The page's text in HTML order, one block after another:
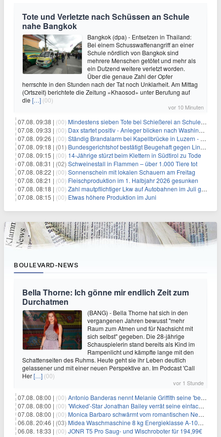
Tote und Verletzte nach Schüssen an Schule
nahe Bangkok
Bangkok (dpa) - Entsetzen in Thailand:
Bei einem Schusswaffenangriff an einer
Schule nördlich von Bangkok sind
mehrere Menschen getötet und mehr als
ein Dutzend weitere verletzt worden.
Über die genaue Zahl der Opfer
herrschte in den Stunden nach der Tat noch Unklarheit. Am Mittag
(Ortszeit) berichtete die Zeitung «Khaosod» unter Berufung auf
die […] (00)
vor 10 Minuten
07.08. 09:38 | (00) Mindestens sieben Tote bei Schießerei an Schule nahe Bangkok
07.08. 09:33 | (00) Dax startet positiv - Anleger blicken nach Washington
07.08. 09:26 | (00) Ständig Brandalarm bei Kapellbrücke in Luzern - Spinnen?
07.08. 09:18 | (01) Bundesgerichtshof bestätigt Beugehaft gegen Lina E.
07.08. 09:15 | (00) 14-Jährige stürzt beim Klettern in Südtirol zu Tode
07.08. 08:31 | (02) Schweinestall in Flammen – über 1.000 Tiere tot
07.08. 08:22 | (00) Sonnenschein mit lokalen Schauern am Freitag
07.08. 08:21 | (00) Fleischproduktion im 1. Halbjahr 2026 gesunken
07.08. 08:18 | (00) Zahl mautpflichtiger Lkw auf Autobahnen im Juli gestiegen
07.08. 08:15 | (00) Etwas höhere Produktion im Juni
BOULEVARD-NEWS
Bella Thorne: Ich gönne mir endlich Zeit zum
Durchatmen
(BANG) - Bella Thorne hat sich in den
vergangenen Jahren bewusst "mehr
Raum zum Atmen und für Nachsicht mit
sich selbst" gegeben. Die 28-jährige
Schauspielerin stand bereits als Kind im
Rampenlicht und kämpfte lange mit den
Schattenseiten des Ruhms. Heute geht sie ihr Leben deutlich
gelassener und mit einer neuen Perspektive an. Im Podcast 'Call
Her[…] (00)
vor 1 Stunde
07.08. 08:00 | (00) Antonio Banderas nennt Melanie Griffith seine 'beste Freundin'
07.08. 08:00 | (00) 'Wicked'-Star Jonathan Bailey verrät seine einfache Hautpflegeroutine
07.08. 08:00 | (00) Monica Barbaro schwärmt vom romantischen New York
06.08. 20:46 | (03) Midea Waschmaschine 8 kg Energieklasse A-10% 1400 U/Min für 289,97€
06.08. 18:33 | (00) JONR T5 Pro Saug- und Wischroboter für 194,99€